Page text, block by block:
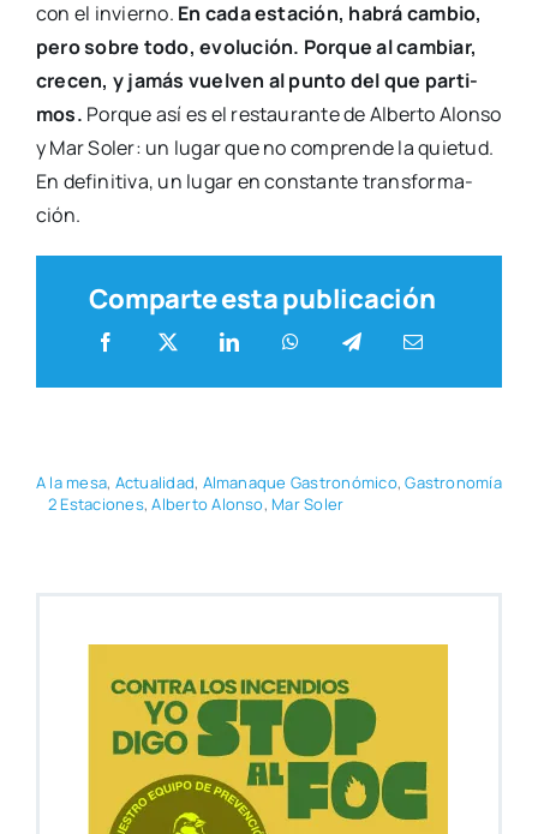
con el invierno. En cada esta­ción, habrá cam­bio,
pero sobre todo, evo­lu­ción. Por­que al cam­biar,
cre­cen, y jamás vuel­ven al pun­to del que par­ti­
mos. Por­que así es el res­tau­ran­te de Alber­to Alon­so
y Mar Soler: un lugar que no com­pren­de la quie­tud.
En defi­ni­ti­va, un lugar en cons­tan­te trans­for­ma­
ción.
Comparte esta publicación
A la mesa, Actua­li­dad, Alma­na­que Gas­tro­nó­mi­co,Gas­tro­no­mía
2 Esta­cio­nes,Alber­to Alon­so, Mar Soler